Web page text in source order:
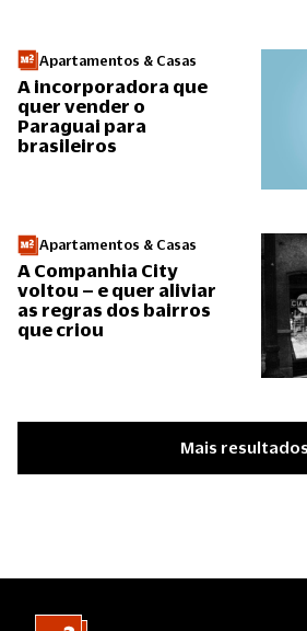
Apartamentos & Casas
A incorporadora que
quer vender o
Paraguai para
brasileiros
Apartamentos & Casas
A Companhia City
voltou – e quer aliviar
as regras dos bairros
que criou
Mais resultados